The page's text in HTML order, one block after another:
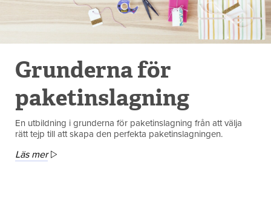
Grunderna för
paketinslagning
En utbildning i grunderna för paketinslagning från att välja
rätt tejp till att skapa den perfekta paketinslagningen.
Läs mer